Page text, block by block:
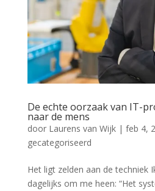
De echte oorzaak van IT-
naar de mens
door Laurens van Wijk| feb 4,
gecategoriseerd
Het ligt zelden aan de techniek
dagelijks om me heen: “Het